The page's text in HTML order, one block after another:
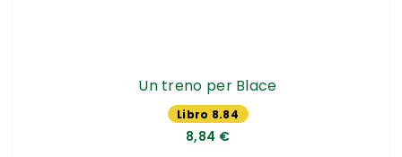
Un treno per Blace
Libro 8.84
€
8,84 €